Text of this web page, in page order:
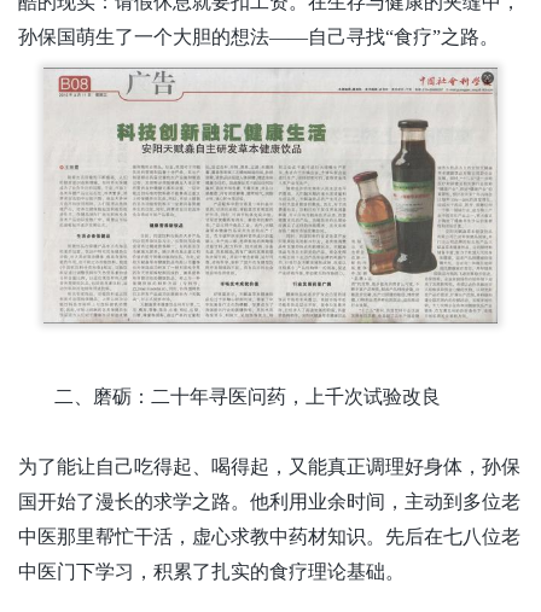
孙保国萌生了一个大胆的想法——自己寻找“食疗”之路。
二、磨砺：二十年寻医问药，上千次试验改良
为了能让自己吃得起、喝得起，又能真正调理好身体，孙保
国开始了漫长的求学之路。他利用业余时间，主动到多位老
中医那里帮忙干活，虚心求教中药材知识。先后在七八位老
中医门下学习，积累了扎实的食疗理论基础。